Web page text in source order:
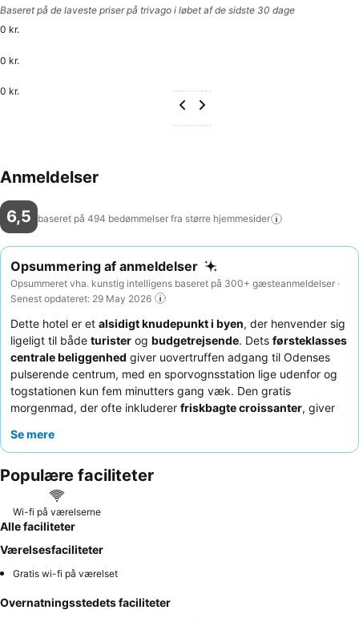
Baseret på de laveste priser på trivago i løbet af de sidste 30 dage
0 kr.
0 kr.
0 kr.
Anmeldelser
6,5 baseret på 494 bedømmelser fra større hjemmesider
Opsummering af anmeldelser
Opsummeret vha. kunstig intelligens baseret på 300+ gæsteanmeldelser ·
Senest opdateret: 29 May 2026
Dette hotel er et alsidigt knudepunkt i byen, der henvender sig
ligeligt til både turister og budgetrejsende. Dets førsteklasses
centrale beliggenhed giver uovertruffen adgang til Odenses
pulserende centrum, med en sporvognsstation lige udenfor og
togstationen kun fem minutters gang væk. Den gratis
morgenmad, der ofte inkluderer friskbagte croissanter, giver
personalet
mere roligt ophold kan du overveje at anmode om et værelse,
der ikke vender ud mod den travle gade.
Se mere
Populære faciliteter
Wi-fi på værelserne
Alle faciliteter
Værelsesfaciliteter
Gratis wi-fi på værelset
Overnatningsstedets faciliteter